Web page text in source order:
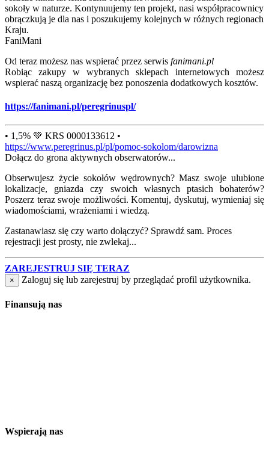
sokoły w naturze. Kontynuujemy ten projekt, nasi współpracownicy
obrączkują je dla nas i poszukujemy kolejnych w różnych regionach
Kraju.
FaniMani
Od teraz możesz nas wspierać przez serwis fanimani.pl
Robiąc zakupy w wybranych sklepach internetowych możesz
wspierać naszą organizację bez ponoszenia dodatkowych kosztów.
https://fanimani.pl/peregrinuspl/
• 1,5% 💚 KRS 0000133612 •
https://www.peregrinus.pl/pl/pomoc-sokolom/darowizna
Dołącz do grona aktywnych obserwatorów...
Obserwujesz życie sokołów wędrownych? Masz swoje ulubione
lokalizacje, gniazda czy swoich własnych ptasich bohaterów?
Poszerz teraz swoje możliwości. Komentuj, dyskutuj, wymieniaj się
wiadomościami, wrażeniami i wiedzą.
Zastanawiasz się czy warto dołączyć? Sprawdź sam. Proces
rejestracji jest prosty, nie zwlekaj...
ZAREJESTRUJ SIĘ TERAZ
× Zaloguj się lub zarejestruj by przeglądać profil użytkownika.
Finansują nas
Wspierają nas